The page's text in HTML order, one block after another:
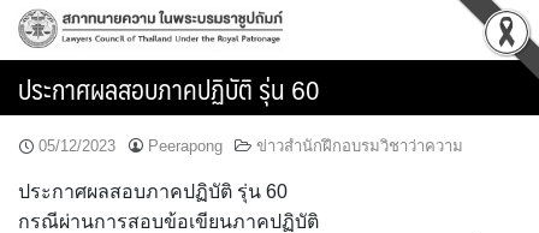
Skip
ประกาศผลสอบภาคปฏิบัติ รุ่น 60
05/12/2023 Peerapong ข่าวสำนักฝึกอบรมวิชาว่าความ
ประกาศผลสอบภาคปฏิบัติ รุ่น 60
กรณีผ่านการสอบข้อเขียนภาคปฏิบัติ